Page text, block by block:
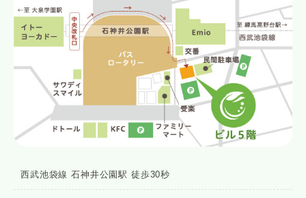
西武池袋線 石神井公園駅 徒歩30秒